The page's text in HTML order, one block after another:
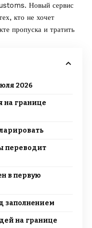
. Новый сервис
кто не хочет
пропуска и тратить
2026
на границе
переводит
в первую
заполнением
на границе